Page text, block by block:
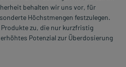
behalten wir uns vor, für
Höchstmengen festzulegen.
zu, die nur kurzfristig
Potenzial zur Überdosierung